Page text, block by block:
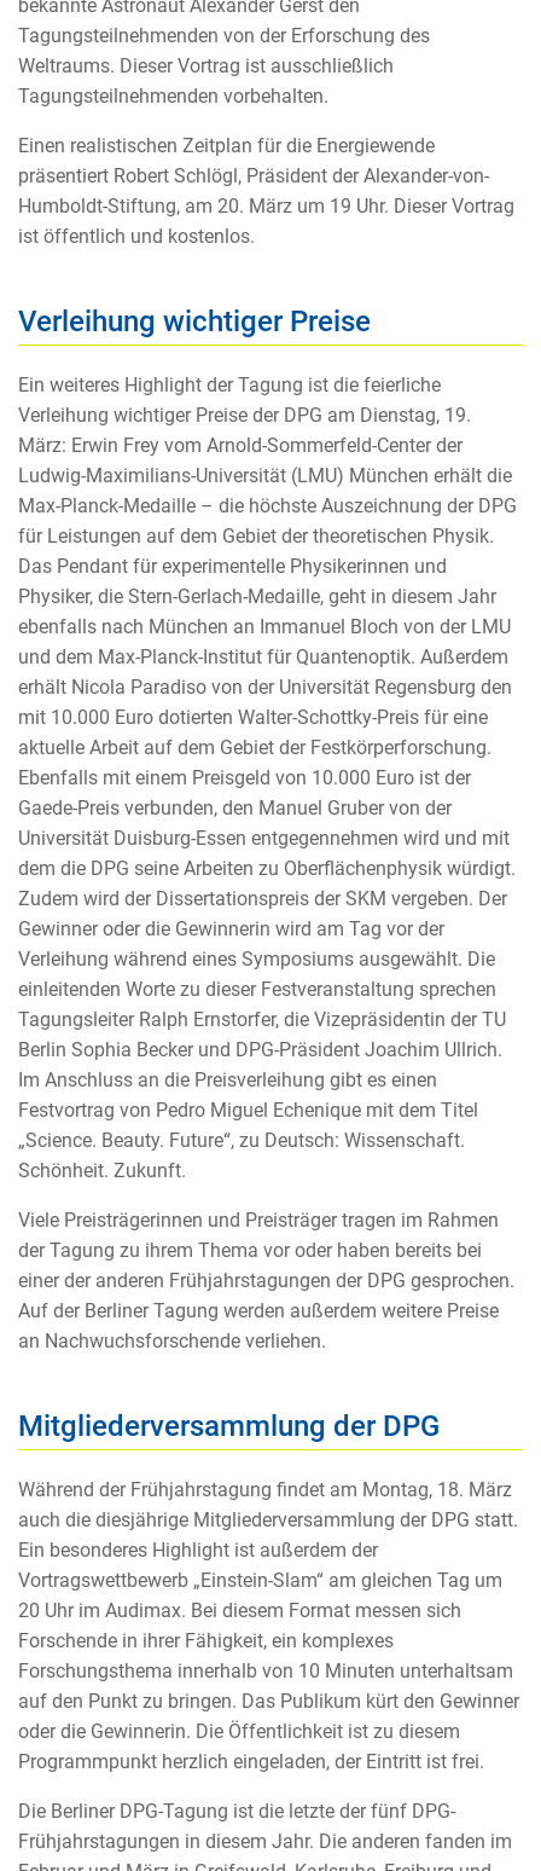
bekannte Astronaut Alexander Gerst den
Tagungsteilnehmenden von der Erforschung des
Weltraums. Dieser Vortrag ist ausschließlich
Tagungsteilnehmenden vorbehalten.
Einen realistischen Zeitplan für die Energiewende
präsentiert Robert Schlögl, Präsident der Alexander-von-
Humboldt-Stiftung, am 20. März um 19 Uhr. Dieser Vortrag
ist öffentlich und kostenlos.
Verleihung wichtiger Preise
Ein weiteres Highlight der Tagung ist die feierliche
Verleihung wichtiger Preise der DPG am Dienstag, 19.
März: Erwin Frey vom Arnold-Sommerfeld-Center der
Ludwig-Maximilians-Universität (LMU) München erhält die
Max-Planck-Medaille – die höchste Auszeichnung der DPG
für Leistungen auf dem Gebiet der theoretischen Physik.
Das Pendant für experimentelle Physikerinnen und
Physiker, die Stern-Gerlach-Medaille, geht in diesem Jahr
ebenfalls nach München an Immanuel Bloch von der LMU
und dem Max-Planck-Institut für Quantenoptik. Außerdem
erhält Nicola Paradiso von der Universität Regensburg den
mit 10.000 Euro dotierten Walter-Schottky-Preis für eine
aktuelle Arbeit auf dem Gebiet der Festkörperforschung.
Ebenfalls mit einem Preisgeld von 10.000 Euro ist der
Gaede-Preis verbunden, den Manuel Gruber von der
Universität Duisburg-Essen entgegennehmen wird und mit
dem die DPG seine Arbeiten zu Oberflächenphysik würdigt.
Zudem wird der Dissertationspreis der SKM vergeben. Der
Gewinner oder die Gewinnerin wird am Tag vor der
Verleihung während eines Symposiums ausgewählt. Die
einleitenden Worte zu dieser Festveranstaltung sprechen
Tagungsleiter Ralph Ernstorfer, die Vizepräsidentin der TU
Berlin Sophia Becker und DPG-Präsident Joachim Ullrich.
Im Anschluss an die Preisverleihung gibt es einen
Festvortrag von Pedro Miguel Echenique mit dem Titel
„Science. Beauty. Future“, zu Deutsch: Wissenschaft.
Schönheit. Zukunft.
Viele Preisträgerinnen und Preisträger tragen im Rahmen
der Tagung zu ihrem Thema vor oder haben bereits bei
einer der anderen Frühjahrstagungen der DPG gesprochen.
Auf der Berliner Tagung werden außerdem weitere Preise
an Nachwuchsforschende verliehen.
Mitgliederversammlung der DPG
Während der Frühjahrstagung findet am Montag, 18. März
auch die diesjährige Mitgliederversammlung der DPG statt.
Ein besonderes Highlight ist außerdem der
Vortragswettbewerb „Einstein-Slam“ am gleichen Tag um
20 Uhr im Audimax. Bei diesem Format messen sich
Forschende in ihrer Fähigkeit, ein komplexes
Forschungsthema innerhalb von 10 Minuten unterhaltsam
auf den Punkt zu bringen. Das Publikum kürt den Gewinner
oder die Gewinnerin. Die Öffentlichkeit ist zu diesem
Programmpunkt herzlich eingeladen, der Eintritt ist frei.
Die Berliner DPG-Tagung ist die letzte der fünf DPG-
Frühjahrstagungen in diesem Jahr. Die anderen fanden im